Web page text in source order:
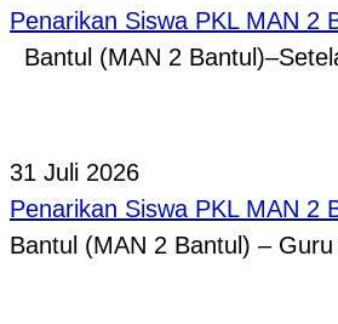
Penarikan Siswa PKL MAN 2
Bantul (MAN 2
31 Juli 2026
Penarikan Siswa PKL MAN 2
Bantul (MAN 2 Bantul) –